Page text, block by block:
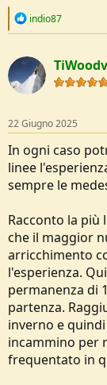
R
c
t
i
o
s
:
indio87
22 Giugno 2025
In ogni caso
linee
sempre le
Racconto la più
che il maggior
arricchimento
l'esperienza.
permanenza di
partenza.
inverno e
incammino per
frequentato in